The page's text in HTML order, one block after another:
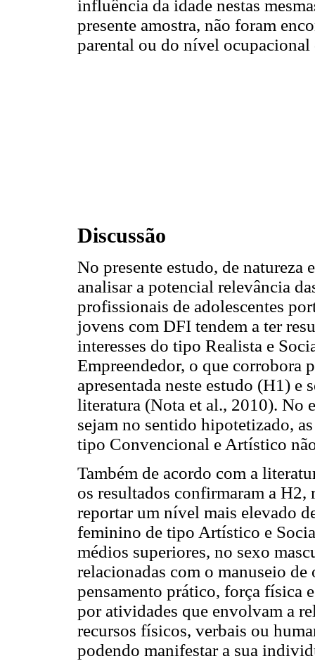
influência da idade nestas
presente amostra, não foram
parental ou do nível
Discussão
No presente estudo, de
analisar a potencial relevância
profissionais de adolescentes
jovens com DFI tendem a ter
interesses do tipo Realista e
Empreendedor, o que corrobora
apresentada neste estudo (H1) e
literatura (Nota et al., 2010). No
sejam no sentido hipotetizado,
tipo Convencional e Artístico
Também de acordo com a
os resultados confirmaram a
reportar um nível mais elevado
feminino de tipo Artístico e
médios superiores, no sexo
relacionadas com o manuseio
pensamento prático, força física
por atividades que envolvam a
recursos físicos, verbais ou
podendo manifestar a sua